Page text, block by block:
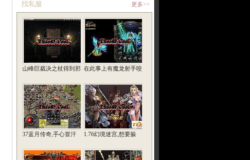
找私服 更多>>
山峰巨裁决之杖得到邪 在此事上有魔龙射手咬
37蓝月传奇,手心冒汗 1.76幻境迷宫,想要躲